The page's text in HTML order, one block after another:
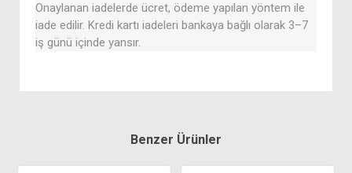
Onaylanan iadelerde ücret, ödeme yapılan yöntem ile
iade edilir. Kredi kartı iadeleri bankaya bağlı olarak 3–7
iş günü içinde yansır.
Benzer Ürünler